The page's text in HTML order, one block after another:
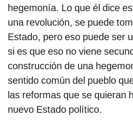
hegemonía. Lo que él dice
una revolución, se puede
Estado, pero eso puede ser
si es que eso no viene
construcción de una
sentido común del pueblo
las reformas que se quieran
nuevo Estado político.